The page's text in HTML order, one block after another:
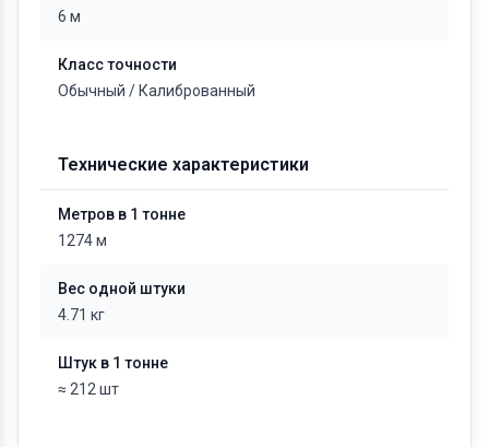
6 м
Класс точности
Обычный / Калиброванный
Технические характеристики
Метров в 1 тонне
1274 м
Вес одной штуки
4.71 кг
Штук в 1 тонне
≈ 212 шт